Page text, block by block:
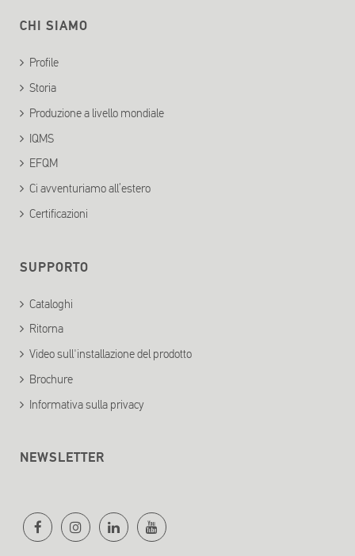
CHI SIAMO
Profile
Storia
Produzione a livello mondiale
IQMS
EFQM
Ci avventuriamo all’estero
Certificazioni
SUPPORTO
Cataloghi
Ritorna
Video sull'installazione del prodotto
Brochure
Informativa sulla privacy
NEWSLETTER